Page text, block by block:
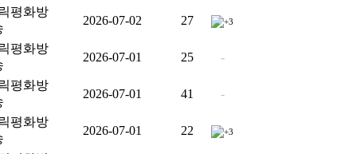
평화방
2026-07-02 27 +3
평화방
2026-07-01 25 -
평화방
2026-07-01 41 -
평화방
2026-07-01 22 +3